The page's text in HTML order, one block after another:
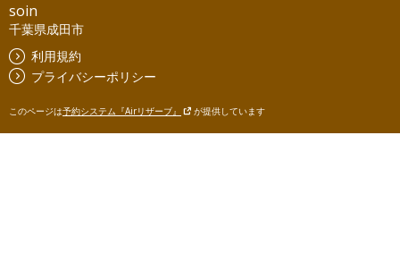
soin
千葉県成田市
利用規約
プライバシーポリシー
このページは予約システム『Airリザーブ』 が提供しています